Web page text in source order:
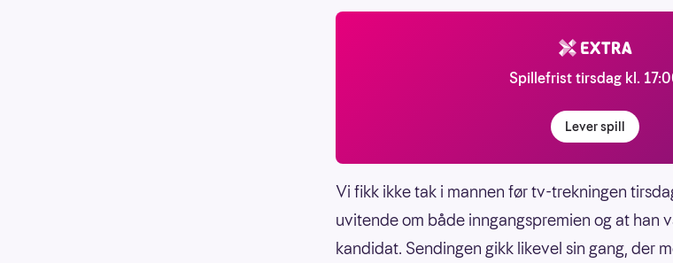
Spillefrist tirsdag kl.
Lever spill
Vi fikk ikke tak i mannen før tv-trekningen
uvitende om både inngangspremien og at han
kandidat. Sendingen gikk likevel sin gang, der